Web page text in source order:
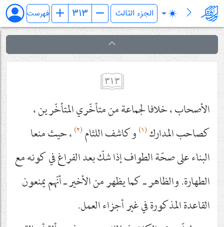
فرائد الاصول (رسائل) فهرست
٣١٣
الأصحاب ، خلافا لجماعة من متأخّري المتأخّرين ،
كصاحب المدارك(١) وكاشف اللثام(٢) ، حيث منعا
البناء على صحّة الطواف إذا شكّ بعد الفراغ في كونه مع
الطهارة. والظاهر ـ كما يظهر من الأخير ـ أنّهم يمنعون
القاعدة المذكورة في غير أجزاء العمل.